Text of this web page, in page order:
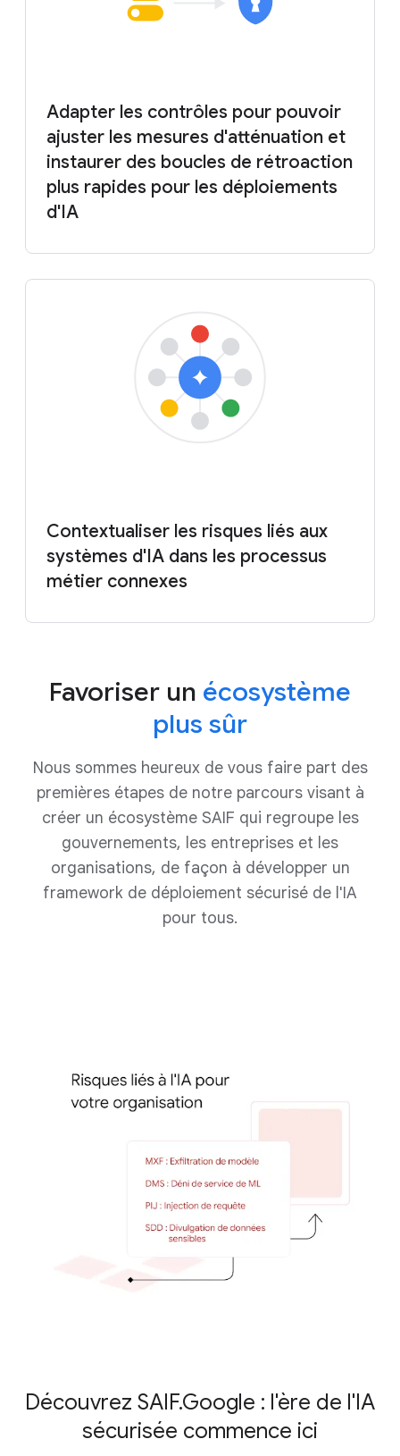
Adapter les contrôles pour pouvoir
ajuster les mesures d'atténuation et
instaurer des boucles de rétroaction
plus rapides pour les déploiements
d'IA
Contextualiser les risques liés aux
systèmes d'IA dans les processus
métier connexes
Favoriser un écosystème
plus sûr
Nous sommes heureux de vous faire part des
premières étapes de notre parcours visant à
créer un écosystème SAIF qui regroupe les
gouvernements, les entreprises et les
organisations, de façon à développer un
framework de déploiement sécurisé de l'IA
pour tous.
Découvrez SAIF.Google : l'ère de l'IA
sécurisée commence ici